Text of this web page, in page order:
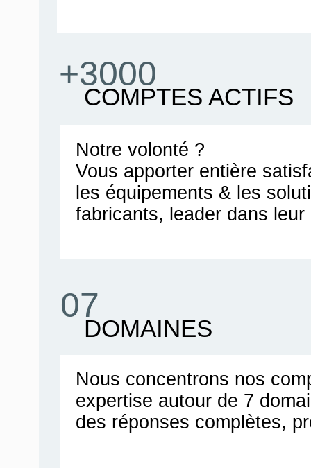
+3000
07
COMPTES ACTIFS
DOMAINES
Notre volonté ?
Vous apporter entière
les équipements & les
fabricants, leader dans leur
Nous concentrons nos
expertise autour de 7
des réponses complètes,